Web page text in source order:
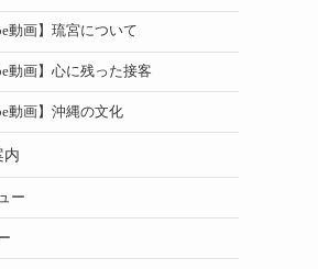
動画】琉宮について
動画】心に残った接客
動画】沖縄の文化
内
ー